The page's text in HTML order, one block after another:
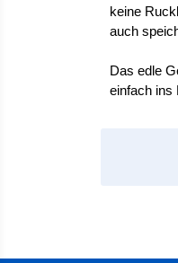
keine
auch
Das edle
einfach ins